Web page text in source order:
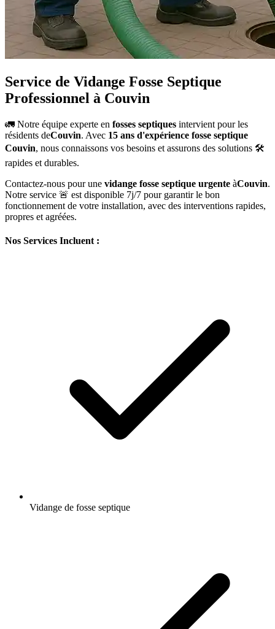
Service de Vidange Fosse Septique
Professionnel à Couvin
🚛 Notre équipe experte en fosses septiques intervient pour les
résidents deCouvin. Avec 15 ans d'expérience fosse septique
Couvin, nous connaissons vos besoins et assurons des solutions 🛠️
rapides et durables.
Contactez-nous pour une vidange fosse septique urgente àCouvin.
Notre service 🚨 est disponible 7j/7 pour garantir le bon
fonctionnement de votre installation, avec des interventions rapides,
propres et agréées.
Nos Services Incluent :
Vidange de fosse septique